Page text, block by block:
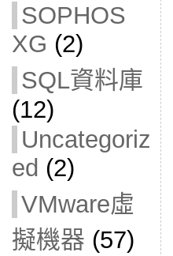
SOPHOS
XG (2)
SQL資料庫
(12)
Uncategoriz
ed (2)
VMware虛
擬機器 (57)